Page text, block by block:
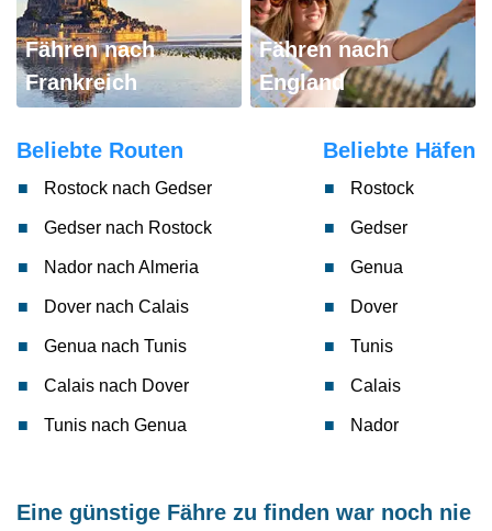
Fähren nach
Frankreich
Fähren nach
England
Beliebte Routen
Rostock nach Gedser
Gedser nach Rostock
Nador nach Almeria
Dover nach Calais
Genua nach Tunis
Calais nach Dover
Tunis nach Genua
Beliebte Häfen
Rostock
Gedser
Genua
Dover
Tunis
Calais
Nador
Eine günstige Fähre zu finden war noch nie